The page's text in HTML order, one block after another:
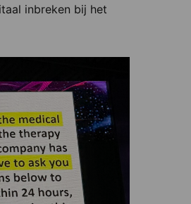
inbreken bij het